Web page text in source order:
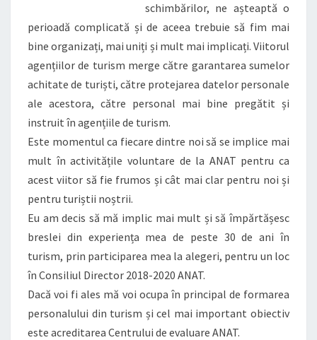
schimbărilor, ne așteaptă o
perioadă complicată și de aceea trebuie să fim mai
bine organizați, mai uniți și mult mai implicați. Viitorul
agențiilor de turism merge către garantarea sumelor
achitate de turiști, către protejarea datelor personale
ale acestora, către personal mai bine pregătit și
instruit în agențiile de turism.
Este momentul ca fiecare dintre noi să se implice mai
mult în activitățile voluntare de la ANAT pentru ca
acest viitor să fie frumos și cât mai clar pentru noi și
pentru turiștii noștrii.
Eu am decis să mă implic mai mult și să împărtășesc
breslei din experiența mea de peste 30 de ani în
turism, prin participarea mea la alegeri, pentru un loc
în Consiliul Director 2018-2020 ANAT.
Dacă voi fi ales mă voi ocupa în principal de formarea
personalului din turism și cel mai important obiectiv
este acreditarea Centrului de evaluare ANAT.